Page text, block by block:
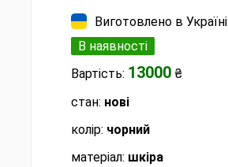
Виготовлено в Україні
В наявності
Вартість: 13000 ₴
стан: нові
колір: чорний
матеріал: шкіра